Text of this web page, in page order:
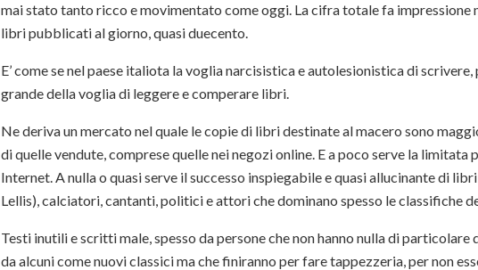
mai stato tanto ricco e movimentato come oggi. La cifra totale fa impressione
libri pubblicati al giorno, quasi duecento.
E’ come se nel paese italiota la voglia narcisistica e autolesionistica di
grande della voglia di leggere e comperare libri.
Ne deriva un mercato nel quale le copie di libri destinate al macero sono
di quelle vendute, comprese quelle nei negozi online. E a poco serve la
Internet. A nulla o quasi serve il successo inspiegabile e quasi allucinante di
Lellis), calciatori, cantanti, politici e attori che dominano spesso le classifiche
Testi inutili e scritti male, spesso da persone che non hanno nulla di
da alcuni come nuovi classici ma che finiranno per fare tappezzeria, per non